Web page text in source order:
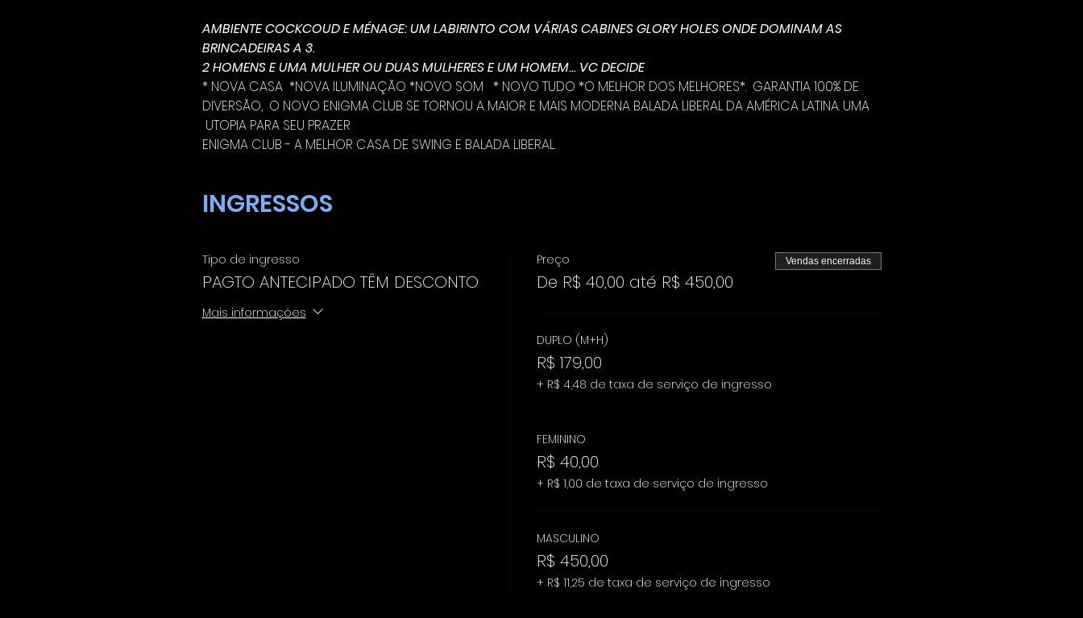
AMBIENTE COCKCOUD E MÉNAGE: UM LABIRINTO COM VÁRIAS CABINES GLORY HOLES ONDE DOMINAM AS
BRINCADEIRAS A 3.
2 HOMENS E UMA MULHER OU DUAS MULHERES E UM HOMEM... VC DECIDE
* NOVA CASA  *NOVA ILUMINAÇÃO *NOVO SOM   * NOVO TUDO *O MELHOR DOS MELHORES*.  GARANTIA 100% DE
DIVERSÃO,  O NOVO ENIGMA CLUB SE TORNOU A MAIOR E MAIS MODERNA BALADA LIBERAL DA AMÉRICA LATINA. UMA
UTOPIA PARA SEU PRAZER
ENIGMA CLUB - A MELHOR CASA DE SWING E BALADA LIBERAL.
INGRESSOS
Tipo de ingresso
PAGTO ANTECIPADO TÊM DESCONTO
Mais informações
Preço
De R$ 40,00 até R$ 450,00
Vendas encerradas
DUPLO (M+H)
R$ 179,00
+ R$ 4,48 de taxa de serviço de ingresso
FEMININO
R$ 40,00
+ R$ 1,00 de taxa de serviço de ingresso
MASCULINO
R$ 450,00
+ R$ 11,25 de taxa de serviço de ingresso